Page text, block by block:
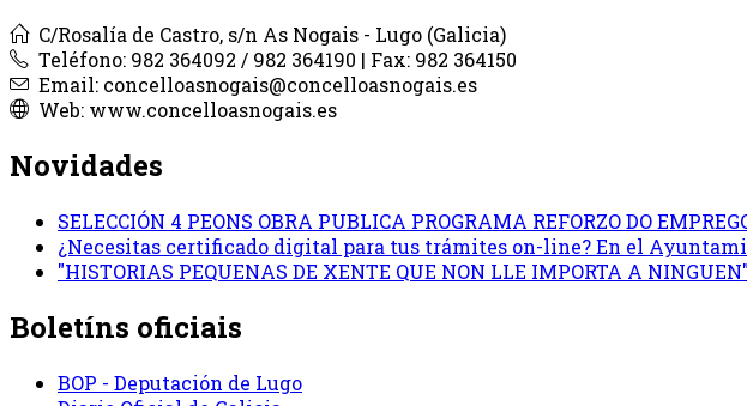
C/Rosalía de Castro, s/n As Nogais - Lugo (Galicia)
Teléfono: 982 364092 / 982 364190 | Fax: 982 364150
Email: concelloasnogais@concelloasnogais.es
Web: www.concelloasnogais.es
Novidades
SELECCIÓN 4 PEONS OBRA PUBLICA PROGRAMA REFORZO DO
¿Necesitas certificado digital para tus trámites on-line? En el
"HISTORIAS PEQUENAS DE XENTE QUE NON LLE IMPORTA A NINGUEN"
Boletíns oficiais
BOP - Deputación de Lugo